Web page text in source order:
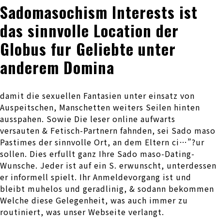
Sadomasochism Interests ist
das sinnvolle Location der
Globus fur Geliebte unter
anderem Domina
damit die sexuellen Fantasien unter einsatz von
Auspeitschen, Manschetten weiters Seilen hinten
ausspahen. Sowie Die leser online aufwarts
versauten & Fetisch-Partnern fahnden, sei Sado maso
Pastimes der sinnvolle Ort, an dem Eltern ci…”?ur
sollen. Dies erfullt ganz Ihre Sado maso-Dating-
Wunsche. Jeder ist auf ein S. erwunscht, unterdessen
er informell spielt. Ihr Anmeldevorgang ist und
bleibt muhelos und geradlinig, & sodann bekommen
Welche diese Gelegenheit, was auch immer zu
routiniert, was unser Webseite verlangt.